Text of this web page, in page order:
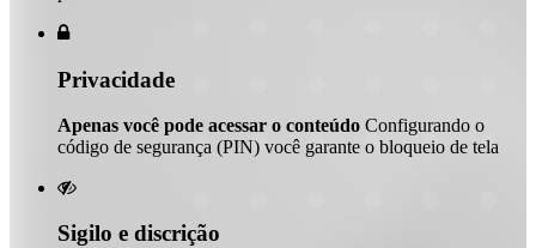

Privacidade
Apenas você pode acessar o conteúdo Configurando o
código de segurança (PIN) você garante o bloqueio de tela

Sigilo e discrição